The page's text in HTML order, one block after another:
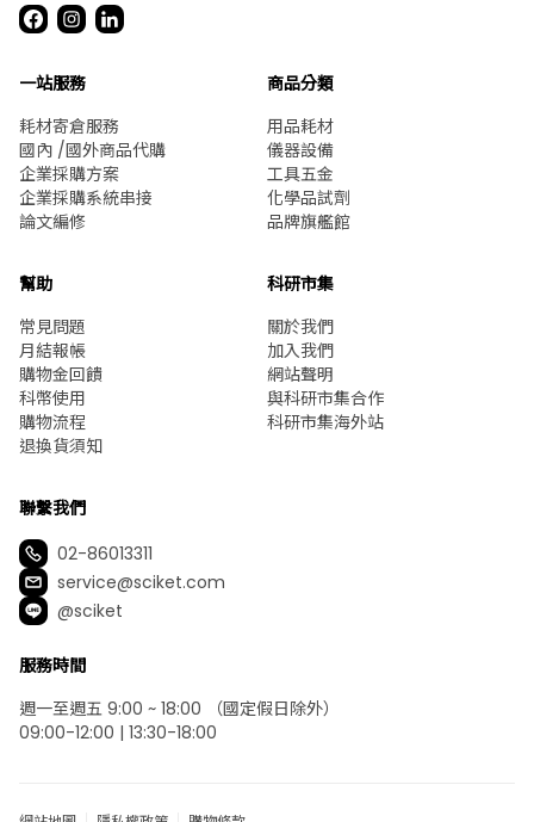
一站服務
耗材寄倉服務
國內 /國外商品代購
企業採購方案
企業採購系統串接
論文編修
商品分類
用品耗材
儀器設備
工具五金
化學品試劑
品牌旗艦館
幫助
常見問題
月結報帳
購物金回饋
科幣使用
購物流程
退換貨須知
科研市集
關於我們
加入我們
網站聲明
與科研市集合作
科研市集海外站
聯繫我們
02-86013311
service@sciket.com
@sciket
服務時間
週一至週五 9:00 ~ 18:00 （國定假日除外）
09:00-12:00 | 13:30-18:00